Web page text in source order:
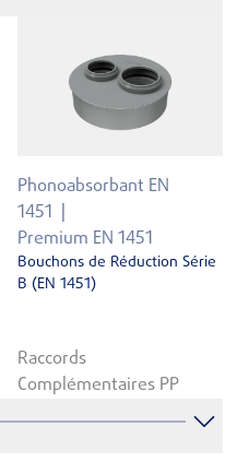
Phonoabsorbant EN
1451
Premium EN 1451
Bouchons de Réduction Série
B (EN 1451)
Raccords
Complémentaires PP